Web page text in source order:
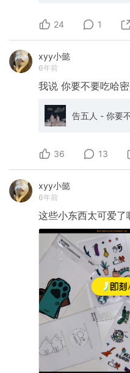
是我这十年最
一个纯真的技
庆幸这批胶片
自其中一帧，
window right
拍记录下了
成的酷公司，
软装甲车碾过
已经盛放的玫
就是我们这代
看武侠的童年
https://
最喜欢的一个
（我已经受够
风格，和QQ
乐和云音乐之
https://
最喜欢的一个
解决了群冷场
示已读等等微妙的场景 最喜欢
ONE ONE x
了，哪怕有无
24 1
xyy小懿
6年前
我说 你要不要吃哈
告五人 - 你要
36 13
xyy小懿
6年前
这些小东西太可爱了